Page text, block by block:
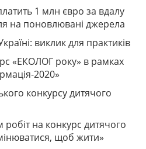
1 млн євро за вдалу
на поновлювані джерела
виклик для практиків
«ЕКОЛОГ року» в рамках
2020»
конкурсу дитячого
на конкурс дитячого
щоб жити»